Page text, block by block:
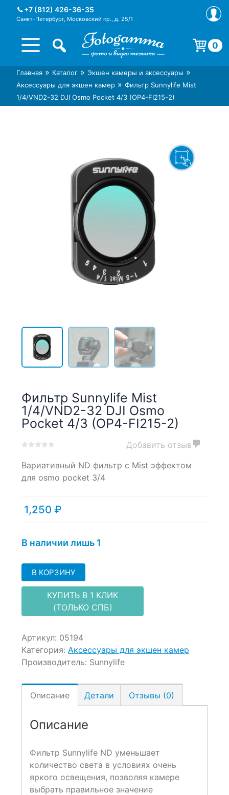
+7 (812) 426-36-35
Санкт-Петербург, Московский пр., д. 25/1
Интернет-магазин фототехники
Foto-Gamma в СПб
Магазин фотоаксессуаров foto-
gamma.ru
0
Корзина пуста.
Главная » Каталог » Экшен камеры и аксессуары »
Аксессуары для экшен камер » Фильтр Sunnylife Mist
1/4/VND2-32 DJI Osmo Pocket 4/3 (OP4-FI215-2)
Фильтр Sunnylife Mist
1/4/VND2-32 DJI Osmo
Pocket 4/3 (OP4-FI215-2)
out
based
ratings
Добавить отзыв
Вариативный ND фильтр c Mist эффектом
для osmo pocket 3/4
1,250 ₽
В наличии лишь 1
В КОРЗИНУ
КУПИТЬ В 1 КЛИК
(ТОЛЬКО СПБ)
Артикул: 05194
Категория: Аксессуары для экшен камер
Производитель: Sunnylife
Описание Детали Отзывы (0)
Описание
Фильтр Sunnylife ND уменьшает
количество света в условиях очень
яркого освещения, позволяя камере
выбрать правильное значение